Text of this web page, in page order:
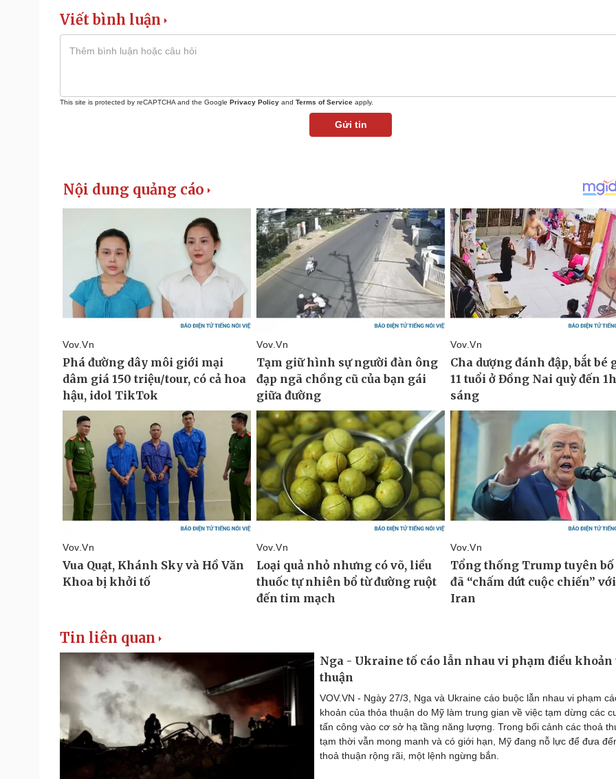
Viết bình luận
This site is protected by reCAPTCHA and the Google Privacy Policy and Terms of Service apply.
Gửi tin
Tin liên quan
Nga - Ukraine tố cáo lẫn nhau vi phạm điều khoản
thuận
VOV.VN - Ngày 27/3, Nga và Ukraine cáo buộc lẫn nhau vi phạm
khoản của thỏa thuận do Mỹ làm trung gian về việc tạm dừng các
tấn công vào cơ sở hạ tầng năng lượng. Trong bối cảnh các thoả
tạm thời vẫn mong manh và có giới hạn, Mỹ đang nỗ lực để đưa
thoả thuận rộng rãi, một lệnh ngừng bắn.